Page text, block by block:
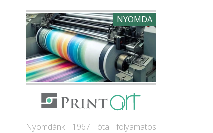
NYOMDA
Nyomdánk 1967 óta folyamatos